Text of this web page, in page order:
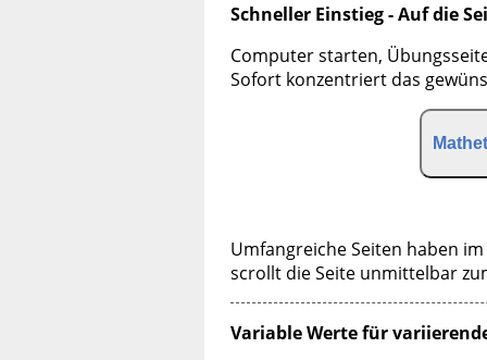
Schneller Einstieg - Auf die
Computer starten,
Sofort konzentriert das
Umfangreiche Seiten haben
scrollt die Seite unmittelbar
Variable Werte für